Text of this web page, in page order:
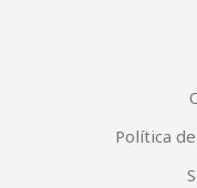
Política